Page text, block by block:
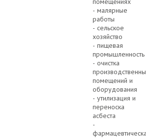
- малярные
работы
- сельское
хозяйство
- пищевая
промышленность
- очистка
помещений и
оборудования
- утилизация и
переноска
асбеста
-